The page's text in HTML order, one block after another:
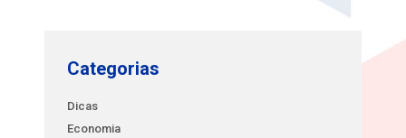
Categorias
Dicas
Economia